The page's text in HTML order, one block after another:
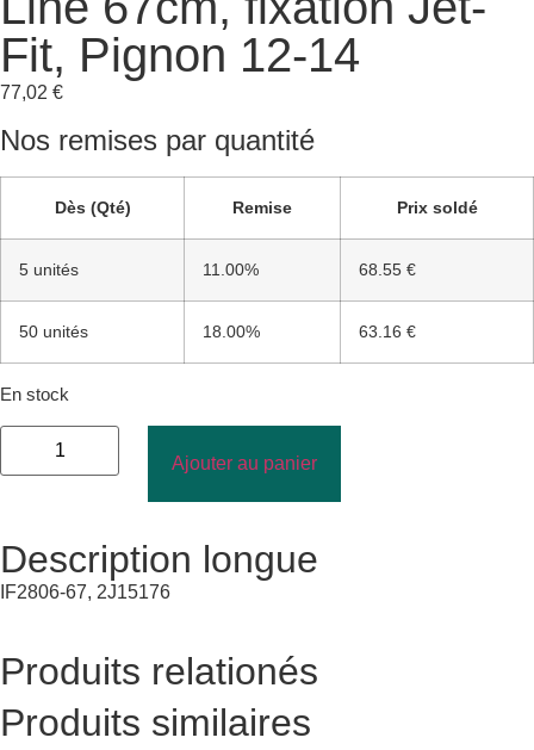
Fit, Pignon 12-14
77,02 €
Nos remises par quantité
Dès (Qté) Remise Prix soldé
5 unités 11.00% 68.55 €
50 unités 18.00% 63.16 €
En stock
Ajouter au panier
Description longue
IF2806-67, 2J15176
Produits relationés
Produits similaires